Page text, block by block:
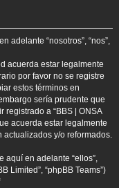
adelante “nosotros”, “nos”,
acuerda estar legalmente
por favor no se registre
estos términos en
sería prudente que
registrado a “BBS | ONSA
acuerda estar legalmente
actualizados y/o reformados.
aquí en adelante “ellos”,
Limited”, “phpBB Teams”)